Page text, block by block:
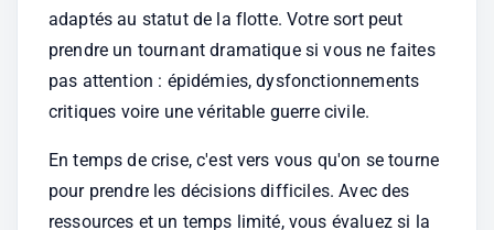
adaptés au statut de la flotte. Votre sort peut
prendre un tournant dramatique si vous ne faites
pas attention : épidémies, dysfonctionnements
critiques voire une véritable guerre civile.
En temps de crise, c'est vers vous qu'on se tourne
pour prendre les décisions difficiles. Avec des
ressources et un temps limité, vous évaluez si la